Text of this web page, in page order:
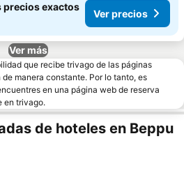
precios exactos
Ver precios
Ver más
que recibe trivago de las páginas
manera constante. Por lo tanto, es
en una página web de reserva
en trivago.
de hoteles en Beppu